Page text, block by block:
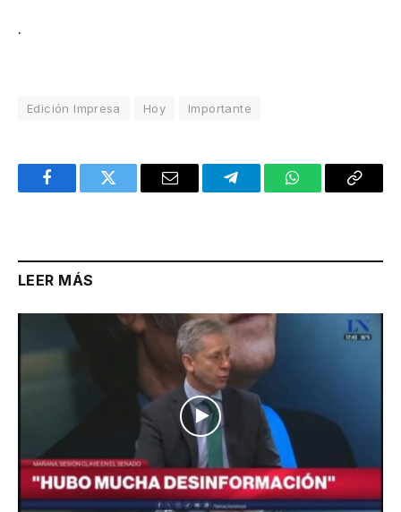
.
Edición Impresa Hoy Importante
FacebookTwitter Email TelegramWhatsAppCopy
LEER MÁS